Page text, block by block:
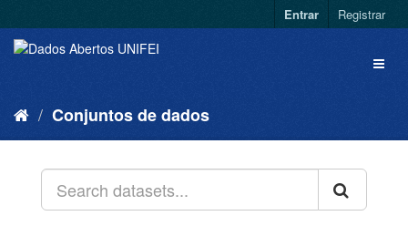
Entrar Registrar
Conjuntos de dados